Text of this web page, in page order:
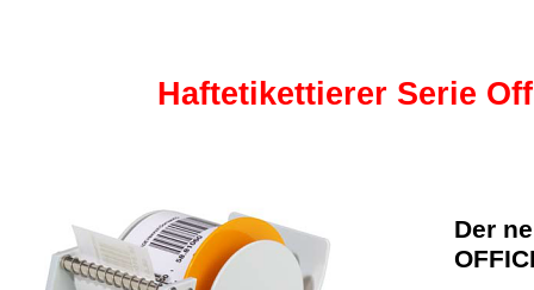
Haftetikettierer Serie
Der